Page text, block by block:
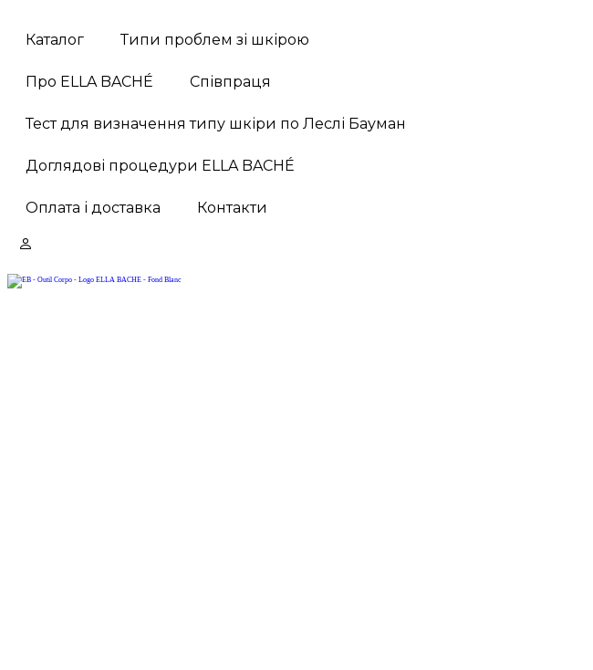
Каталог Типи проблем зі шкірою
Про ELLA BACHÉ Співпраця
Тест для визначення типу шкіри по Леслі Бауман
Доглядові процедури ELLA BACHÉ
Оплата і доставка Контакти